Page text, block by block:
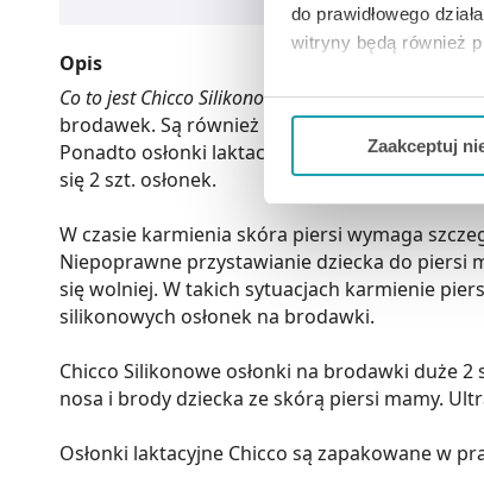
do prawidłowego
witryny będą również
Jeżeli chcesz
wszystkich
Zaakceptuj
Opis
Co to jest Chicco Silikonowe osłonki na brodawki
brodawek. Są również przydatne przy
Ponadto osłonki laktacyjne Chicco mogą być
się 2 szt. osłonek.
W czasie karmienia skóra piersi wymaga
Niepoprawne przystawianie dziecka do piersi
się wolniej. W takich sytuacjach karmienie
silikonowych osłonek na brodawki.
Chicco Silikonowe osłonki na brodawki duże
nosa i brody dziecka ze skórą piersi mamy.
Osłonki laktacyjne Chicco są zapakowane w